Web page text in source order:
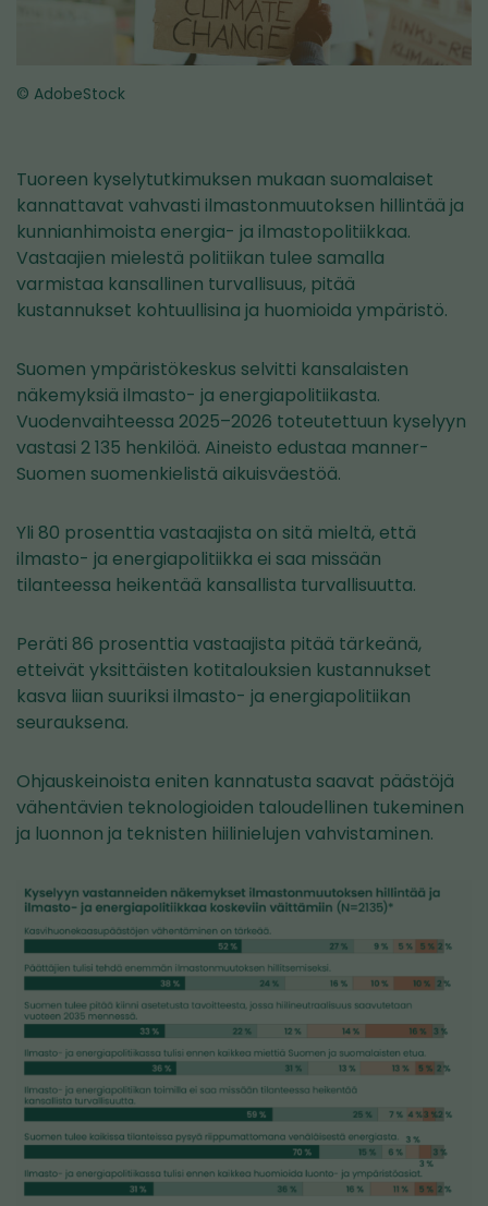
© AdobeStock
Tuoreen kyselytutkimuksen mukaan suomalaiset
kannattavat vahvasti ilmastonmuutoksen hillintää ja
kunnianhimoista energia- ja ilmastopolitiikkaa.
Vastaajien mielestä politiikan tulee samalla
varmistaa kansallinen turvallisuus, pitää
kustannukset kohtuullisina ja huomioida ympäristö.
Suomen ympäristökeskus selvitti kansalaisten
näkemyksiä ilmasto- ja energiapolitiikasta.
Vuodenvaihteessa 2025–2026 toteutettuun kyselyyn
vastasi 2 135 henkilöä. Aineisto edustaa manner-
Suomen suomenkielistä aikuisväestöä.
Yli 80 prosenttia vastaajista on sitä mieltä, että
ilmasto- ja energiapolitiikka ei saa missään
tilanteessa heikentää kansallista turvallisuutta.
Peräti 86 prosenttia vastaajista pitää tärkeänä,
etteivät yksittäisten kotitalouksien kustannukset
kasva liian suuriksi ilmasto- ja energiapolitiikan
seurauksena.
Ohjauskeinoista eniten kannatusta saavat päästöjä
vähentävien teknologioiden taloudellinen tukeminen
ja luonnon ja teknisten hiilinielujen vahvistaminen.